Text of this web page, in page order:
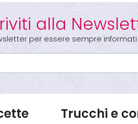
alla
per essere sempre
Trucchi e